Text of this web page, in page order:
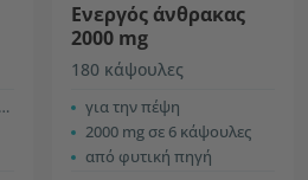
Ενεργός άνθρακας
2000 mg
180 κάψουλες
για την πέψη
2000 mg σε 6 κάψουλες
από φυτική πηγή